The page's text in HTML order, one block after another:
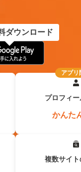
ダウンロード
アプリ
プロフィ
かんた
複数サイ